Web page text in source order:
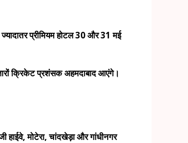
प्रीमियम होटल 30 और 31 मई
क्रिकेट प्रशंसक अहमदाबाद आएंगे।
मोटेरा, चांदखेड़ा और गांधीनगर